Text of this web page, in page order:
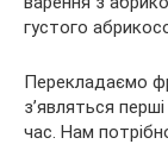
Перекладаємо
з’являться
час. Нам